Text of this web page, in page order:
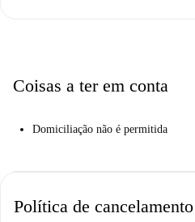
Coisas a ter em conta
Domiciliação não é permitida
Política de cancelamento